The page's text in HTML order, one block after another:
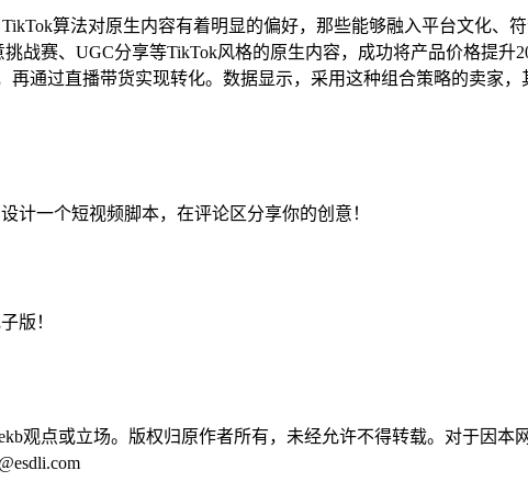
算法对原生内容有着明显的偏好，那些能够融入平台文化、
战赛、UGC分享等TikTok风格的原生内容，成功将产品价格提升
通过直播带货实现转化。数据显示，采用这种组合策略的卖家，
计一个短视频脚本，在评论区分享你的创意！
版！
观点或立场。版权归原作者所有，未经允许不得转载。对于因本